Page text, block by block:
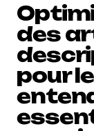
des
pour